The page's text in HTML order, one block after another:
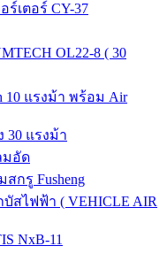
เตอร์ CY-37
OL22-8 ( 30
10 แรงม้า พร้อม Air
30 แรงม้า
มอัด
กรู Fusheng
สไฟฟ้า ( VEHICLE AIR
NxB-11